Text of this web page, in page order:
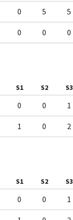
0 5 5
0 0 0
S1 S2 S3
0 0 1
1 0 2
S1 S2 S3
0 0 1